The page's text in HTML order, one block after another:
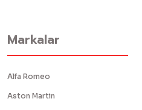
Markalar
Alfa Romeo
Aston Martin